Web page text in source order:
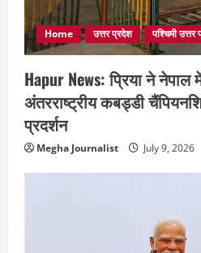
Home उत्तर प्रदेश पश्चिमी उत्तर
Hapur News: प्रिया ने
अंतरराष्ट्रीय कबड्डी
प्रदर्शन
Megha Journalist July 9, 2026